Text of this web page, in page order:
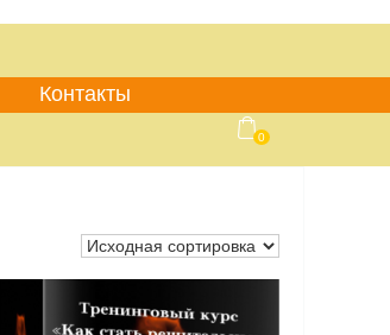
Контакты
0